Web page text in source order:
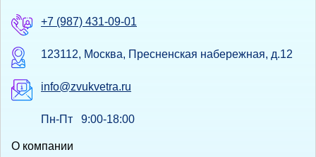
+7 (987) 431-09-01
123112, Москва, Пресненская набережная, д.12
info@zvukvetra.ru
Пн-Пт 9:00-18:00
О компании